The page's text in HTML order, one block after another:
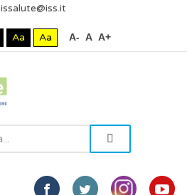
issalute@iss.it
Aa Aa A- A A+